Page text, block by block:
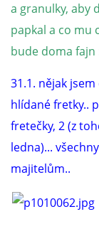
a granulky, aby
papkal a co mu
bude doma fajn
31.1. nějak
hlídané fretky..
fretečky, 2 (z
ledna)...
majitelům..